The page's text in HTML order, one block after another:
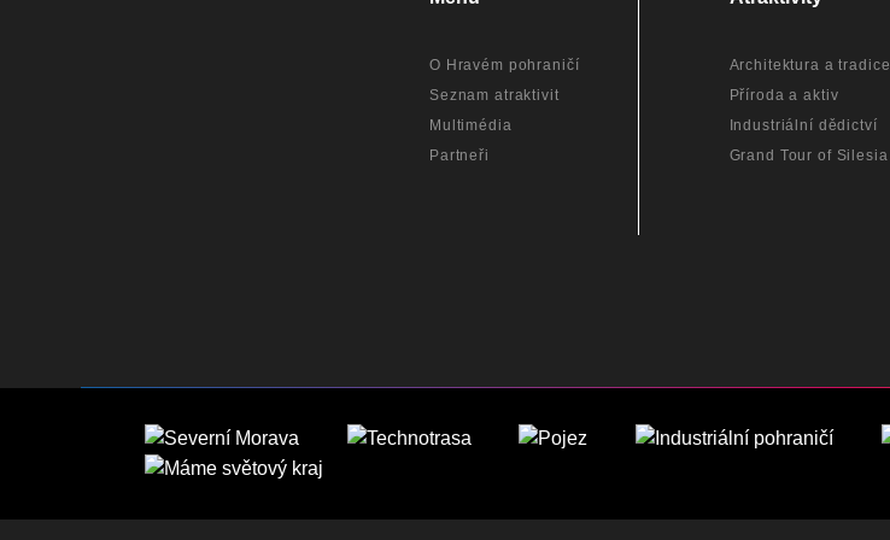
O Hravém pohraničí
Seznam atraktivit
Multimédia
Partneři
Architektura a tradice
Příroda a aktiv
Industriální dědictví
Grand Tour of Silesia